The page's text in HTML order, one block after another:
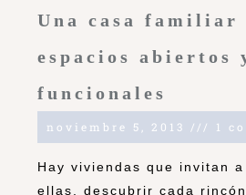
Una casa familiar
espacios abiertos
funcionales
noviembre 5, 2013 1
Hay viviendas que invitan
ellas, descubrir cada